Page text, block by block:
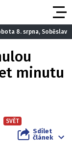
8. srpna, Soběslav
minutu
SVĚT
Sdílet
článek